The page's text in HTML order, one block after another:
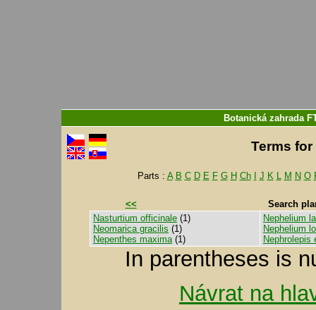
Botanická zahrada
Terms
Parts : A B C D E F G H Ch J K L M N O
<<
Search
Nasturtium officinale (1)
Neomarica gracilis (1)
Nepenthes maxima(1)
Nephelium
Nephelium
Nephrolepis
In parentheses is
Návrat na